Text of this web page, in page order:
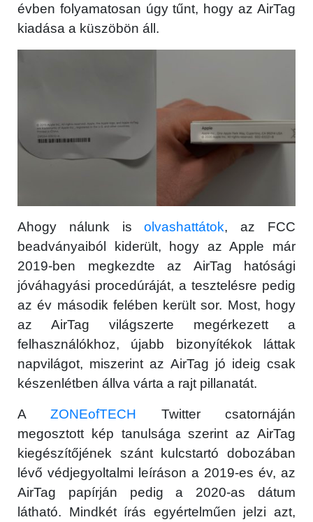
évben folyamatosan úgy tűnt, hogy az ‌AirTag‌
kiadása a küszöbön áll.
Ahogy nálunk isolvashattátok, az FCC
beadványaiból kiderült, hogy az Apple már
2019-ben megkezdte az ‌AirTag‌ hatósági
jóváhagyási procedúráját, a tesztelésre pedig
az év második felében került sor. Most, hogy
az ‌AirTag‌ világszerte megérkezett a
felhasználókhoz, újabb bizonyítékok láttak
napvilágot, miszerint az ‌AirTag‌ jó ideig csak
készenlétben állva várta a rajt pillanatát.
AZONEofTECH Twitter csatornáján
megosztott kép tanulsága szerint az AirTag
kiegészítőjének szánt kulcstartó dobozában
lévő védjegyoltalmi leíráson a 2019-es év, az
AirTag papírján pedig a 2020-as dátum
látható. Mindkét írás egyértelműen jelzi azt,